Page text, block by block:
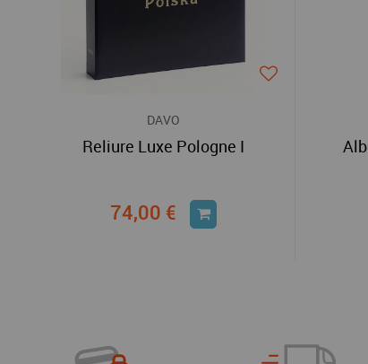
DAVO
Reliure Luxe Pologne I
74,00 €